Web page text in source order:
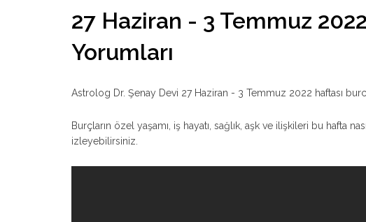
27 Haziran - 3 Temmuz
Yorumları
Astrolog Dr. Şenay Devi 27 Haziran - 3 Temmuz 2022 haftası
Burçların özel yaşamı, iş hayatı, sağlık, aşk ve ilişkileri bu hafta
izleyebilirsiniz.